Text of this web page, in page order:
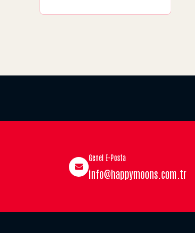
Genel E-Posta
info@happymoons.com.tr